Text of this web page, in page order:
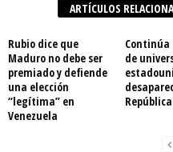
ARTÍCULOS
Rubio dice que
Maduro no debe ser
premiado y defiende
una elección
“legítima” en
Venezuela
Continúa
de